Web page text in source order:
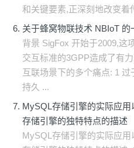
和关键要素,正深刻地改变着
关于蜂窝物联技术 NBIoT 的
背景 SigFox 开始于2009,这
交互标准的3GPP造成了有
互联场景下的多个痛点: 1
持久 ...
MySQL存储引擎的实际应
存储引擎的独特特点的描述
MySQL存储引擎的实际应